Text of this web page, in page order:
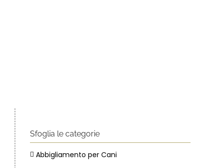
Sfoglia le categorie
Abbigliamento per Cani